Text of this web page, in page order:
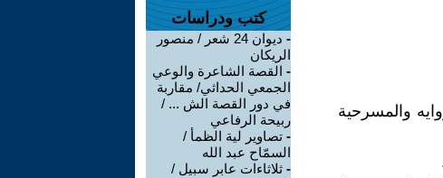
والمسرحية
كتب ودراسات
-
ديوان 24 شعر / منصور
الريكان
- القصة الشاعرة والوعي
الجمعي الحداثي/ مقاربة
في دور القصة الش ... /
ربيحة الرفاعي
- تصاوير لية الظمأ /
السمّاح عبد الله
- ثلاثاءات عابر سبيل /